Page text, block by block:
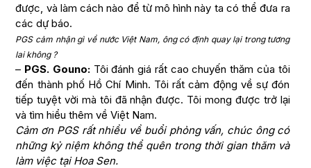
được, và làm cách nào để từ mô hình này ta có thể đưa ra
các dự báo.
PGS cảm nhận gì về nước Việt Nam, ông có định quay lại trong tương
lai không ?
– PGS. Gouno: Tôi đánh giá rất cao chuyến thăm của tôi
đến thành phố Hồ Chí Minh. Tôi rất cảm động về sự đón
tiếp tuyệt vời mà tôi đã nhận được. Tôi mong được trở lại
và tìm hiểu thêm về Việt Nam.
Cảm ơn PGS rất nhiều về buổi phỏng vấn, chúc ông có
những kỷ niệm không thể quên trong thời gian thăm và
làm việc tại Hoa Sen.